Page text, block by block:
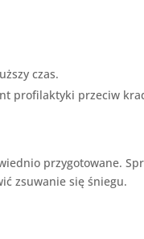
czas.
profilaktyki przeciw
przygotowane.
zsuwanie się śniegu.